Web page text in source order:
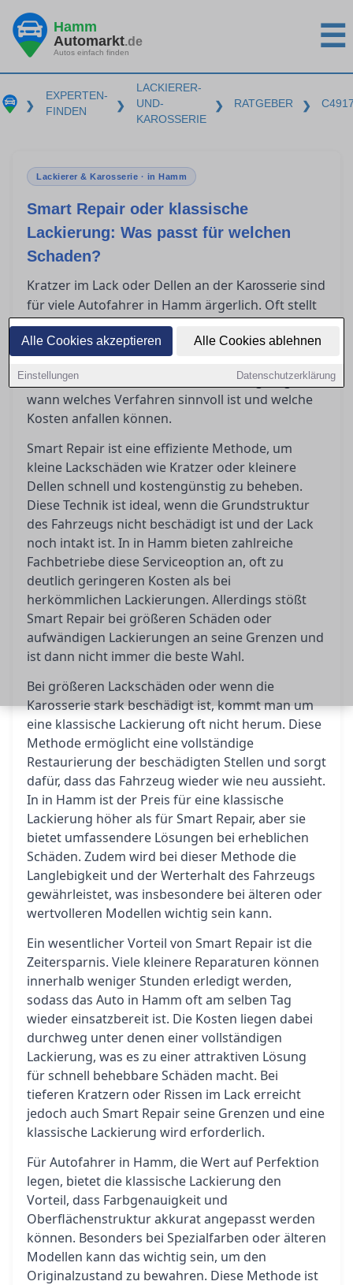
Alle Cookies akzeptieren Alle Cookies ablehnen
Einstellungen Datenschutzerklärung
Hamm
Automarkt.de
Autos einfach finden ☰
❯
EXPERTEN-
FINDEN
❯
LACKIERER-
UND-
KAROSSERIE
❯ RATGEBER ❯
Lackierer & Karosserie · in Hamm
Smart Repair oder klassische
Lackierung: Was passt für welchen
Schaden?
Kratzer im Lack oder Dellen an der Karosserie sind
für viele Autofahrer in Hamm ärgerlich. Oft stellt
sich die Frage, ob Smart Repair ausreicht oder
eine klassische Lackierung nötig ist. In diesem
Ratgeber werden die Vor- und Nachteile beider
Methoden beleuchtet, um Orientierung zu geben,
wann welches Verfahren sinnvoll ist und welche
Kosten anfallen können.
Smart Repair ist eine effiziente Methode, um
kleine Lackschäden wie Kratzer oder kleinere
Dellen schnell und kostengünstig zu beheben.
Diese Technik ist ideal, wenn die Grundstruktur
des Fahrzeugs nicht beschädigt ist und der Lack
noch intakt ist. In in Hamm bieten zahlreiche
Fachbetriebe diese Serviceoption an, oft zu
deutlich geringeren Kosten als bei
herkömmlichen Lackierungen. Allerdings stößt
Smart Repair bei größeren Schäden oder
aufwändigen Lackierungen an seine Grenzen und
ist dann nicht immer die beste Wahl.
Bei größeren Lackschäden oder wenn die
Karosserie stark beschädigt ist, kommt man um
eine klassische Lackierung oft nicht herum. Diese
Methode ermöglicht eine vollständige
Restaurierung der beschädigten Stellen und sorgt
dafür, dass das Fahrzeug wieder wie neu aussieht.
In in Hamm ist der Preis für eine klassische
Lackierung höher als für Smart Repair, aber sie
bietet umfassendere Lösungen bei erheblichen
Schäden. Zudem wird bei dieser Methode die
Langlebigkeit und der Werterhalt des Fahrzeugs
gewährleistet, was insbesondere bei älteren oder
wertvolleren Modellen wichtig sein kann.
Ein wesentlicher Vorteil von Smart Repair ist die
Zeitersparnis. Viele kleinere Reparaturen können
innerhalb weniger Stunden erledigt werden,
sodass das Auto in Hamm oft am selben Tag
wieder einsatzbereit ist. Die Kosten liegen dabei
durchweg unter denen einer vollständigen
Lackierung, was es zu einer attraktiven Lösung
für schnell behebbare Schäden macht. Bei
tieferen Kratzern oder Rissen im Lack erreicht
jedoch auch Smart Repair seine Grenzen und eine
klassische Lackierung wird erforderlich.
Für Autofahrer in Hamm, die Wert auf Perfektion
legen, bietet die klassische Lackierung den
Vorteil, dass Farbgenauigkeit und
Oberflächenstruktur akkurat angepasst werden
können. Besonders bei Spezialfarben oder älteren
Modellen kann das wichtig sein, um den
Originalzustand zu bewahren. Diese Methode ist